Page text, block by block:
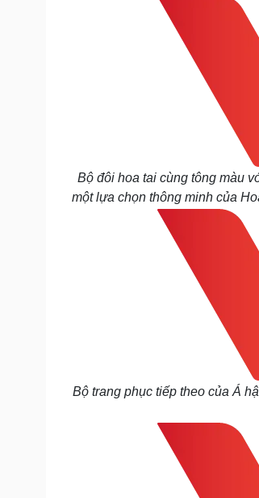
Bộ đôi hoa tai cùng tông màu
một lựa chọn thông minh của
Bộ trang phục tiếp theo của Á